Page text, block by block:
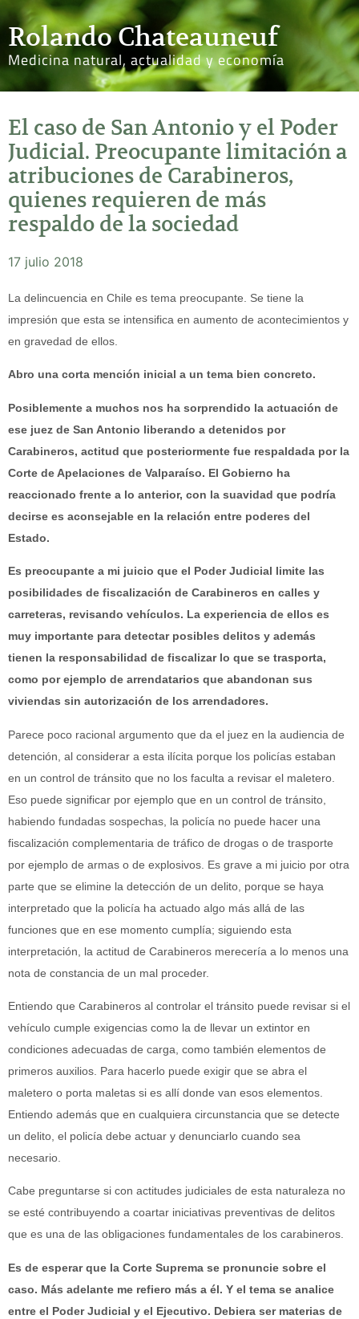
Rolando Chateauneuf
Medicina natural, actualidad y economía
El caso de San Antonio y el Poder
Judicial. Preocupante limitación a
atribuciones de Carabineros,
quienes requieren de más
respaldo de la sociedad
17 julio 2018
La delincuencia en Chile es tema preocupante. Se tiene la
impresión que esta se intensifica en aumento de acontecimientos y
en gravedad de ellos.
Abro una corta mención inicial a un tema bien concreto.
Posiblemente a muchos nos ha sorprendido la actuación de
ese juez de San Antonio liberando a detenidos por
Carabineros, actitud que posteriormente fue respaldada por la
Corte de Apelaciones de Valparaíso. El Gobierno ha
reaccionado frente a lo anterior, con la suavidad que podría
decirse es aconsejable en la relación entre poderes del
Estado.
Es preocupante a mi juicio que el Poder Judicial limite las
posibilidades de fiscalización de Carabineros en calles y
carreteras, revisando vehículos. La experiencia de ellos es
muy importante para detectar posibles delitos y además
tienen la responsabilidad de fiscalizar lo que se trasporta,
como por ejemplo de arrendatarios que abandonan sus
viviendas sin autorización de los arrendadores.
Parece poco racional argumento que da el juez en la audiencia de
detención, al considerar a esta ilícita porque los policías estaban
en un control de tránsito que no los faculta a revisar el maletero.
Eso puede significar por ejemplo que en un control de tránsito,
habiendo fundadas sospechas, la policía no puede hacer una
fiscalización complementaria de tráfico de drogas o de trasporte
por ejemplo de armas o de explosivos. Es grave a mi juicio por otra
parte que se elimine la detección de un delito, porque se haya
interpretado que la policía ha actuado algo más allá de las
funciones que en ese momento cumplía; siguiendo esta
interpretación, la actitud de Carabineros merecería a lo menos una
nota de constancia de un mal proceder.
Entiendo que Carabineros al controlar el tránsito puede revisar si el
vehículo cumple exigencias como la de llevar un extintor en
condiciones adecuadas de carga, como también elementos de
primeros auxilios. Para hacerlo puede exigir que se abra el
maletero o porta maletas si es allí donde van esos elementos.
Entiendo además que en cualquiera circunstancia que se detecte
un delito, el policía debe actuar y denunciarlo cuando sea
necesario.
Cabe preguntarse si con actitudes judiciales de esta naturaleza no
se esté contribuyendo a coartar iniciativas preventivas de delitos
que es una de las obligaciones fundamentales de los carabineros.
Es de esperar que la Corte Suprema se pronuncie sobre el
caso. Más adelante me refiero más a él. Y el tema se analice
entre el Poder Judicial y el Ejecutivo. Debiera ser materias de